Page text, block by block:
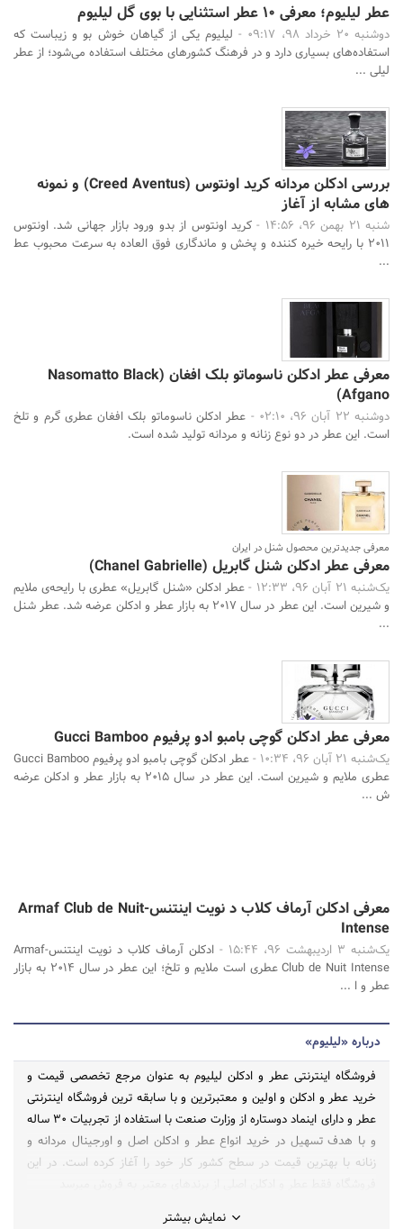
عطر لیلیوم؛ معرفی ۱۰ عطر استثنایی با بوی گل لیلیوم
دوشنبه 20 خرداد 98، 09:17 -
لیلیوم یکی از گیاهان خوش بو و زیباست که
استفاده‌های بسیاری دارد و در فرهنگ کشورهای مختلف استفاده می‌شود؛ از عطر
لیلی ...
بررسی ادکلن مردانه کرید اونتوس (Creed Aventus) و نمونه
های مشابه از آغاز
شنبه 21 بهمن 96، 14:56 -
کرید اونتوس از بدو ورود بازار جهانی شد. اونتوس
۲۰۱۱ با رایحه خیره کننده و پخش و ماندگاری فوق العاده به سرعت محبوب عط
...
معرفی عطر ادکلن ناسوماتو بلک افغان (Nasomatto Black
Afgano)
دوشنبه 22 آبان 96، 02:10 -
عطر ادکلن ناسوماتو بلک افغان عطری گرم و تلخ
است. این عطر در دو نوع زنانه و مردانه تولید شده است.
معرفی جدیدترین محصول شنل در ایران
معرفی عطر ادکلن شنل گابریل (Chanel Gabrielle)
یک‌شنبه 21 آبان 96، 12:33 -
عطر ادکلن «شنل گابریل» عطری با رایحه‌ی ملایم
و شیرین است. این عطر در سال ۲۰۱۷ به بازار عطر و ادکلن عرضه شد. عطر شنل
...
معرفی عطر ادکلن گوچی بامبو ادو پرفیوم Gucci Bamboo
یک‌شنبه 21 آبان 96، 10:34 -
عطر ادکلن گوچی بامبو ادو پرفیوم Gucci Bamboo
عطری ملایم و شیرین است. این عطر در سال ۲۰۱۵ به بازار عطر و ادکلن عرضه
ش ...
معرفی ادکلن آرماف کلاب د نویت اینتنس-Armaf Club de Nuit
Intense
یک‌شنبه 3 اردیبهشت 96، 15:44 -
ادکلن آرماف کلاب د نویت اینتنس-Armaf
Club de Nuit Intense عطری است ملایم و تلخ؛ این عطر در سال ۲۰۱۴ به بازار
عطر و ا ...
درباره «لیلیوم»
فروشگاه اینترنتی عطر و ادکلن لیلیوم به عنوان مرجع تخصصی قیمت و
خرید عطر و ادکلن و اولین و معتبرترین و با سابقه ترین فروشگاه اینترنتی
عطر و دارای اینماد دوستاره از وزارت صنعت با استفاده از تجربیات ۳۰ ساله
و با هدف تسهیل در خرید انواع عطر و ادکلن اصل و اورجینال مردانه و
زنانه با بهترین قیمت در سطح کشور کار خود را آغاز کرده است. در این
نمایش بیشتر